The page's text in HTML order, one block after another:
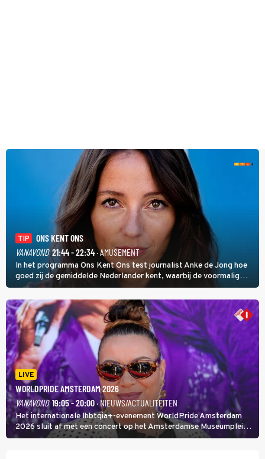
TIP
ONS KENT ONS
VANAVOND 21:44 - 22:34· AMUSEMENT
In het programma Ons Kent Ons test journalist Anke de Jong hoe
goed zij de gemiddelde Nederlander kent, waarbij de voormalig
hoofdredacteur van modebladen Glamour en Elle het samen met
rapper Keizer opneemt tegen Edson da Graça en Marc-Marie
Huijbregts.
LIVE
WORLDPRIDE AMSTERDAM 2026
VANAVOND 19:05 - 20:00· NIEUWS/ACTUALITEITEN
Het internationale lhbtqia+-evenement WorldPride Amsterdam
2026 sluit af met een concert op het Amsterdamse Museumplein.
Anita Doth is een van de optredende artiesten. In de jaren 90